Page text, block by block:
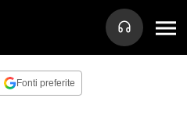
Fonti preferite